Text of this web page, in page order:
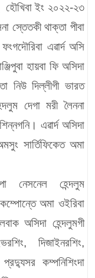
হৌখিবা ইং ২০২২-২৩
স্তেতকী থাক্তা পীবা
এৱার্দ অসি
হায়বা ফি অসিদা
নিউ দিল্লীগী ভারত
দেগা মরী লৈননা
এৱার্দ অসিদা
সার্তিফিকেত অমা
নেসনেল হেন্দলুম
অমা ওইরিবা
অসিদা হেন্দলুমগী
দিজাইনরশিং,
কম্পনিশিংদা